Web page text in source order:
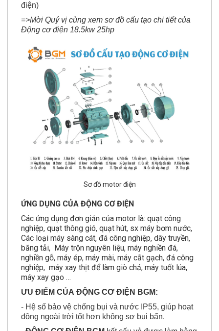
điện)
=>Mời Quý vị cùng xem sơ đồ cấu tạo chi tiết của
Động cơ điện 18.5kw 25hp
Sơ đồ motor điện
ỨNG DỤNG CỦA ĐỘNG CƠ ĐIỆN
Các ứng dụng đơn giản của motor là: quạt công
nghiệp, quạt thông gió, quạt hút, sx máy bơm nước,
Các loại máy sàng cát, đá công nghiệp, dây truyền,
băng tải, Máy trộn nguyên liệu, máy nghiền đá,
nghiền gỗ, máy ép, máy mài, máy cắt gạch, đá công
nghiệp, máy xay thịt để làm giò chả, máy tuốt lúa,
máy xay gạo …
ƯU ĐIỂM CỦA ĐỘNG CƠ ĐIỆN BGM:
- Hệ số bảo vệ chống bụi và nước IP55, giúp hoạt
động ngoài trời tốt hơn không sợ bụi bẩn.